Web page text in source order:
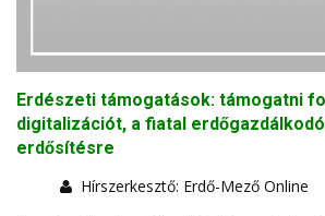
Erdészeti támogatások: támogatni
digitalizációt, a fiatal
erdősítésre
Hírszerkesztő: Erdő-Mező Online